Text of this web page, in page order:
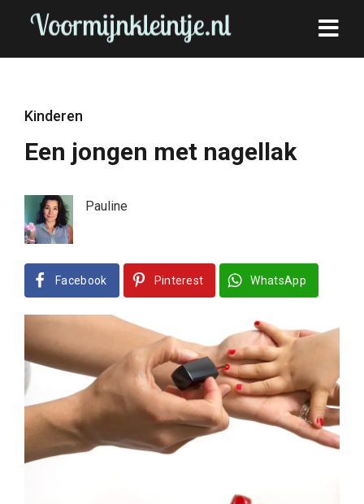
Kinderen
Een jongen met nagellak
Pauline
Facebook Pinterest WhatsApp